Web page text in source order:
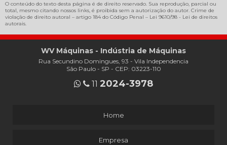
MOTOR DE 5CV
MOTOR DE CORRENTE ALTERNADA
MOTORES DE 3CV
MOTORES DE 5CV
MOTORES DE CORRENTE ALTERNADA
PEÇAS PARA IMPRESSORA FLEXOGRÁFICA
REBOBINADEIRA DE FILME PVC
O conteúdo do texto desta página é de direito reservado. Sua reprodução, parcial ou
total, mesmo citando nossos links, é proibida sem a autorização do autor. Crime de
violação de direito autoral – artigo 184 do Código Penal – Lei 9610/98 - Lei de direitos
autorais.
WV Máquinas - Indústria de Máquinas
Rua Secundino Domingues, 93 - Vila Independencia
São Paulo - SP - CEP: 03223-110
11 2024-3978
Home
Empresa